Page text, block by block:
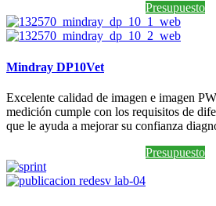
Presupuesto
Mindray DP10Vet
Excelente calidad de imagen e imagen
medición cumple con los requisitos de
que le ayuda a mejorar su confianza
Presupuesto